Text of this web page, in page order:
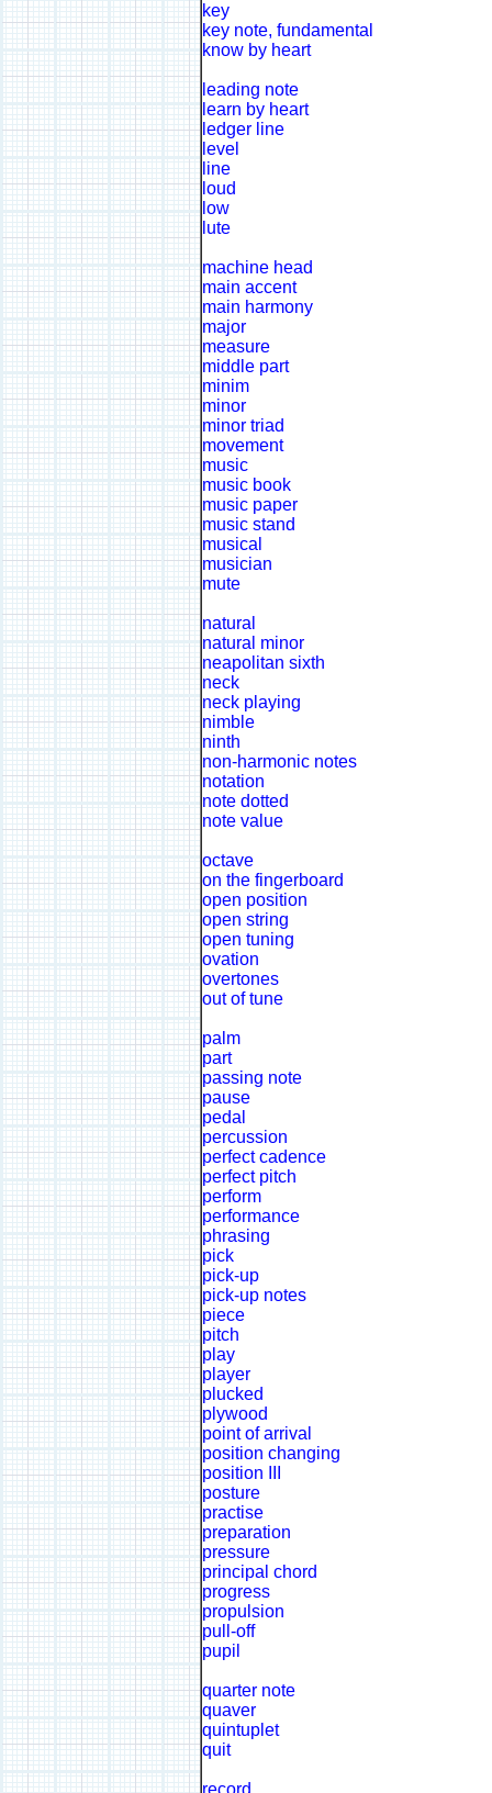
key
key note, fundamental
know by heart
leading note
learn by heart
ledger line
level
line
loud
low
lute
machine head
main accent
main harmony
major
measure
middle part
minim
minor
minor triad
movement
music
music book
music paper
music stand
musical
musician
mute
natural
natural minor
neapolitan sixth
neck
neck playing
nimble
ninth
non-harmonic notes
notation
note dotted
note value
octave
on the fingerboard
open position
open string
open tuning
ovation
overtones
out of tune
palm
part
passing note
pause
pedal
percussion
perfect cadence
perfect pitch
perform
performance
phrasing
pick
pick-up
pick-up notes
piece
pitch
play
player
plucked
plywood
point of arrival
position changing
position III
posture
practise
preparation
pressure
principal chord
progress
propulsion
pull-off
pupil
quarter note
quaver
quintuplet
quit
record